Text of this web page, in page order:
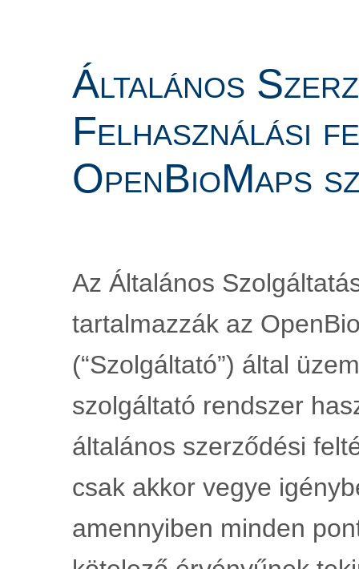
Általános
Felhasználási
OpenBioMaps
Az Általános
tartalmazzák az
(“Szolgáltató”) által
szolgáltató rendszer
általános szerződési
csak akkor vegye
amennyiben minden